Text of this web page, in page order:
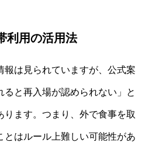
利用の活用法
報は見られていますが、公式案
ると再入場が認められない」と
ります。つまり、外で食事を取
とはルール上難しい可能性があ